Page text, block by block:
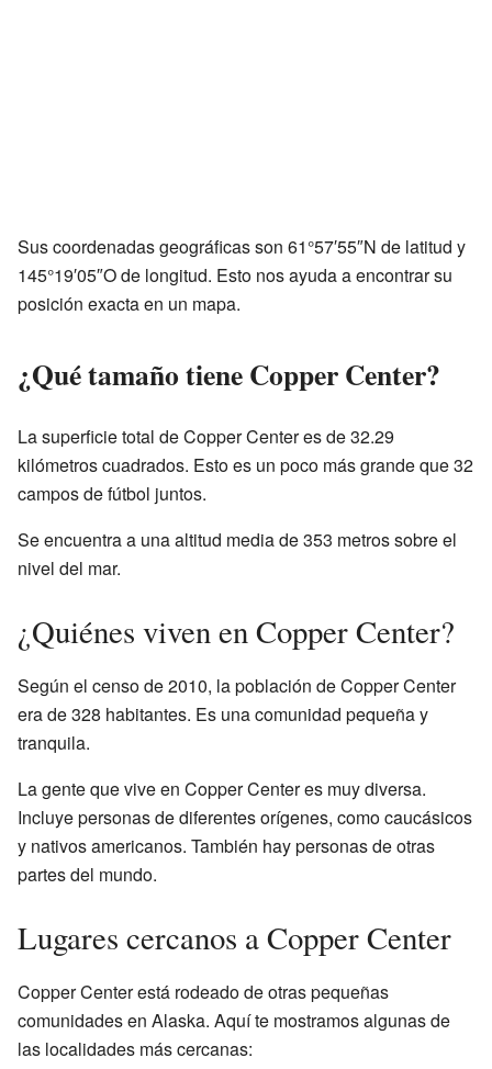
Sus coordenadas geográficas son 61°57′55″N de latitud y
145°19′05″O de longitud. Esto nos ayuda a encontrar su
posición exacta en un mapa.
¿Qué tamaño tiene Copper Center?
La superficie total de Copper Center es de 32.29
kilómetros cuadrados. Esto es un poco más grande que 32
campos de fútbol juntos.
Se encuentra a una altitud media de 353 metros sobre el
nivel del mar.
¿Quiénes viven en Copper Center?
Según el censo de 2010, la población de Copper Center
era de 328 habitantes. Es una comunidad pequeña y
tranquila.
La gente que vive en Copper Center es muy diversa.
Incluye personas de diferentes orígenes, como caucásicos
y nativos americanos. También hay personas de otras
partes del mundo.
Lugares cercanos a Copper Center
Copper Center está rodeado de otras pequeñas
comunidades en Alaska. Aquí te mostramos algunas de
las localidades más cercanas: